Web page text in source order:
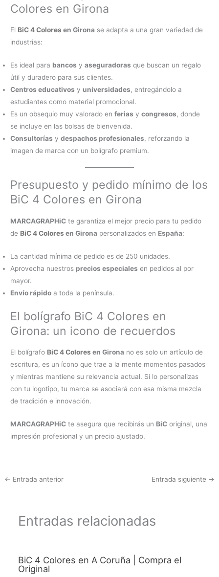
Colores en Girona
El BiC 4 Colores en Girona se adapta a una gran variedad de
industrias:
Es ideal para bancos yaseguradoras que buscan un regalo
útil y duradero para sus clientes.
Centros educativos y universidades, entregándolo a
estudiantes como material promocional.
Es un obsequio muy valorado enferias ycongresos, donde
se incluye en las bolsas de bienvenida.
Consultorías ydespachos profesionales, reforzando la
imagen de marca con un bolígrafo premium.
Presupuesto y pedido mínimo de los
BiC 4 Colores en Girona
MARCAGRAPHiC te garantiza el mejor precio para tu pedido
de BiC 4 Colores en Girona personalizados en España:
La cantidad mínima de pedido es de 250 unidades.
Aprovecha nuestros precios especiales en pedidos al por
mayor.
Envío rápido a toda la península.
El bolígrafo BiC 4 Colores en
Girona: un icono de recuerdos
El bolígrafo BiC 4 Colores en Girona no es solo un artículo de
escritura, es un ícono que trae a la mente momentos pasados
y mientras mantiene su relevancia actual. Si lo personalizas
con tu logotipo, tu marca se asociará con esa misma mezcla
de tradición e innovación.
MARCAGRAPHiC te asegura que recibirás un BiC original, una
impresión profesional y un precio ajustado.
← Entrada anterior Entrada siguiente →
Entradas relacionadas
BiC 4 Colores en A Coruña | Compra el
Original